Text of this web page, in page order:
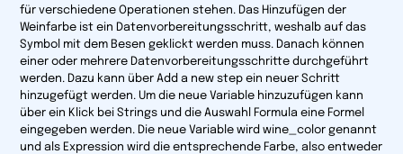
für verschiedene Operationen stehen. Das Hinzufügen der
Weinfarbe ist ein Datenvorbereitungsschritt, weshalb auf das
Symbol mit dem Besen geklickt werden muss. Danach können
einer oder mehrere Datenvorbereitungsschritte durchgeführt
werden. Dazu kann überAdd a new step ein neuer Schritt
hinzugefügt werden. Um die neue Variable hinzuzufügen kann
über ein Klick beiStrings und die Auswahl Formula eine Formel
eingegeben werden. Die neue Variable wirdwine_color genannt
und als Expression wird die entsprechende Farbe, also entweder